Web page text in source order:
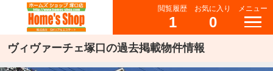
閲覧履歴
1
お気に入り
0
メニュー
ヴィヴァーチェ塚口の過去掲載物件情報